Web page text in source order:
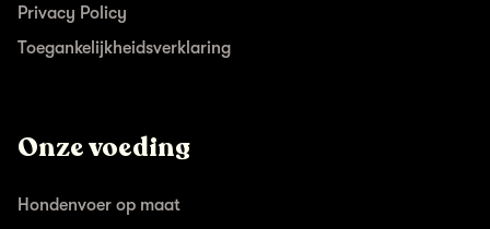
Privacy Policy
Toegankelijkheidsverklaring
Onze voeding
Hondenvoer op maat